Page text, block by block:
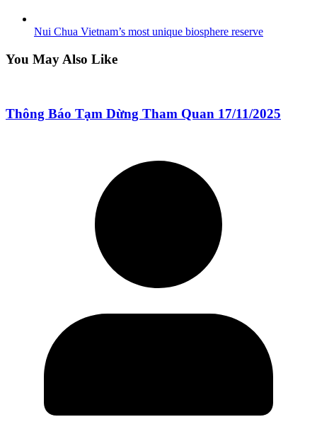
Nui Chua Vietnam’s most unique biosphere reserve
You May Also Like
Thông Báo Tạm Dừng Tham Quan 17/11/2025